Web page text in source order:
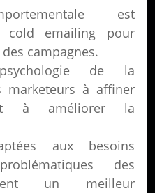
est
cold emailing pour
campagnes.
de la
marketeurs à affiner
à améliorer la
aux besoins
des
un meilleur